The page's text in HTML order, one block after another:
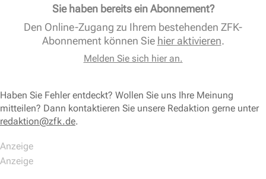
Sie haben bereits ein Abonnement?
Den Online-Zugang zu Ihrem bestehenden ZFK-
Abonnement können Sie hier aktivieren.
Melden Sie sich hier an.
Haben Sie Fehler entdeckt? Wollen Sie uns Ihre Meinung
mitteilen? Dann kontaktieren Sie unsere Redaktion gerne unter
redaktion@zfk.de.